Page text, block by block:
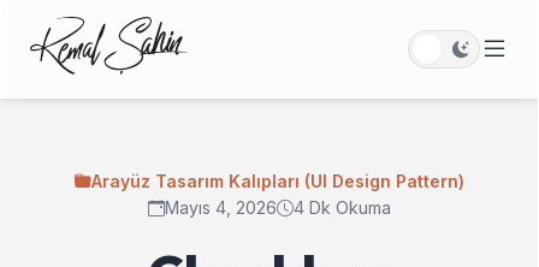
Arayüz Tasarım Kalıpları (UI Design Pattern)
Mayıs 4, 2026
4 Dk Okuma